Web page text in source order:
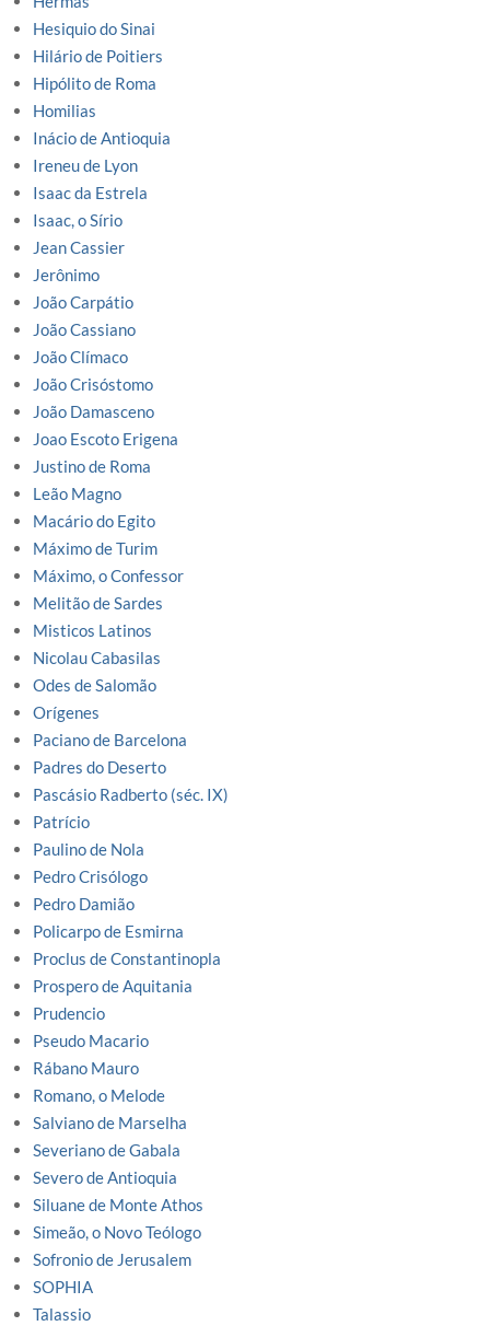
Hesiquio do Sinai
Hilário de Poitiers
Hipólito de Roma
Homilias
Inácio de Antioquia
Ireneu de Lyon
Isaac da Estrela
Isaac, o Sírio
Jean Cassier
Jerônimo
João Carpátio
João Cassiano
João Clímaco
João Crisóstomo
João Damasceno
Joao Escoto Erigena
Justino de Roma
Leão Magno
Macário do Egito
Máximo de Turim
Máximo, o Confessor
Melitão de Sardes
Misticos Latinos
Nicolau Cabasilas
Odes de Salomão
Orígenes
Paciano de Barcelona
Padres do Deserto
Pascásio Radberto (séc. IX)
Patrício
Paulino de Nola
Pedro Crisólogo
Pedro Damião
Policarpo de Esmirna
Proclus de Constantinopla
Prospero de Aquitania
Prudencio
Pseudo Macario
Rábano Mauro
Romano, o Melode
Salviano de Marselha
Severiano de Gabala
Severo de Antioquia
Siluane de Monte Athos
Simeão, o Novo Teólogo
Sofronio de Jerusalem
SOPHIA
Talassio